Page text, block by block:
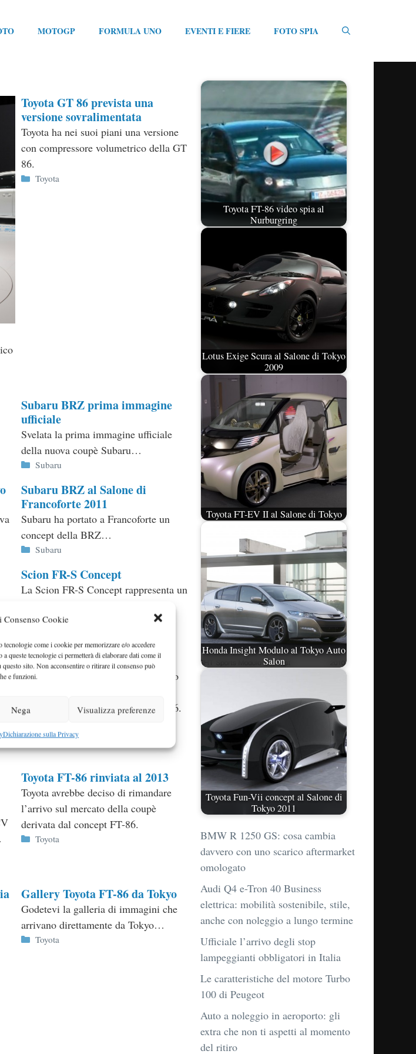
Consenso Cookie
come i cookie per memorizzare e/o accedere
queste tecnologie ci permetterà di elaborare dati come il
sito. Non acconsentire o ritirare il consenso può
e funzioni.
Nega Visualizza preferenze
Dichiarazione sulla Privacy
MOTOGP FORMULA UNO EVENTI E FIERE FOTO SPIA
Toyota GT 86 prevista una
versione sovralimentata
Toyota ha nei suoi piani una versione
con compressore volumetrico della GT
86.
Categorie
Toyota
Subaru BRZ prima immagine
ufficiale
Svelata la prima immagine ufficiale
della nuova coupè Subaru…
Categorie
Subaru
Subaru BRZ al Salone di
Francoforte 2011
Subaru ha portato a Francoforte un
concept della BRZ…
Categorie
Subaru
Scion FR-S Concept
La Scion FR-S Concept rappresenta un
86…
Subaru STI coupè foto spia
Queste che vedete sono le prime foto
Subaru, la sorella della Toyota FT-86.
Toyota FT-86 rinviata al 2013
Toyota avrebbe deciso di rimandare
l’arrivo sul mercato della coupè
derivata dal concept FT-86.
Categorie
Toyota
Gallery Toyota FT-86 da Tokyo
Godetevi la galleria di immagini che
arrivano direttamente da Tokyo…
Categorie
Toyota
Toyota FT-86 video spia al
Nurburgring
Lotus Exige Scura al Salone di Tokyo
2009
Toyota FT-EV II al Salone di Tokyo
Honda Insight Modulo al Tokyo Auto
Salon
Toyota Fun-Vii concept al Salone di
Tokyo 2011
BMW R 1250 GS: cosa cambia
davvero con uno scarico aftermarket
omologato
Audi Q4 e-Tron 40 Business
elettrica: mobilità sostenibile, stile,
anche con noleggio a lungo termine
Ufficiale l’arrivo degli stop
lampeggianti obbligatori in Italia
Le caratteristiche del motore Turbo
100 di Peugeot
Auto a noleggio in aeroporto: gli
extra che non ti aspetti al momento
del ritiro